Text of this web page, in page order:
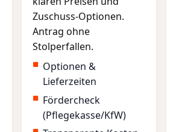
Zuschuss-Optionen.
Antrag ohne
Stolperfallen.
Optionen &
Lieferzeiten
Fördercheck
(Pflegekasse/KfW)